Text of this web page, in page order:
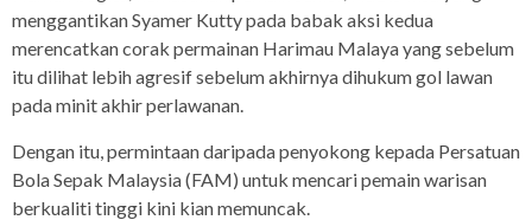
menggantikan Syamer Kutty pada babak aksi kedua
merencatkan corak permainan Harimau Malaya yang sebelum
itu dilihat lebih agresif sebelum akhirnya dihukum gol lawan
pada minit akhir perlawanan.
Dengan itu, permintaan daripada penyokong kepada Persatuan
Bola Sepak Malaysia (FAM) untuk mencari pemain warisan
berkualiti tinggi kini kian memuncak.